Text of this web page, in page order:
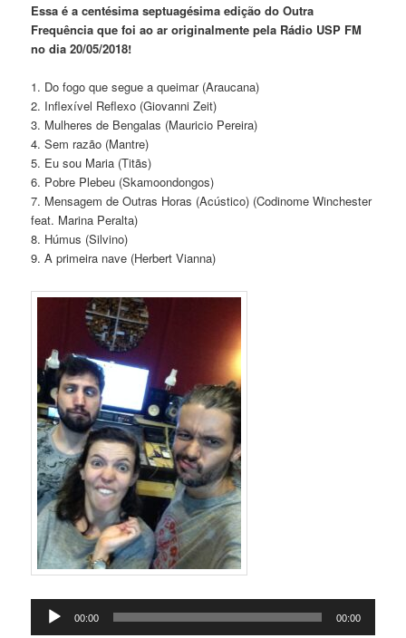
Essa é a centésima septuagésima edição do Outra
Frequência que foi ao ar originalmente pela Rádio USP FM
no dia 20/05/2018!
1. Do fogo que segue a queimar (Araucana)
2. Inflexível Reflexo (Giovanni Zeit)
3. Mulheres de Bengalas (Mauricio Pereira)
4. Sem razão (Mantre)
5. Eu sou Maria (Titãs)
6. Pobre Plebeu (Skamoondongos)
7. Mensagem de Outras Horas (Acústico) (Codinome Winchester
feat. Marina Peralta)
8. Húmus (Silvino)
9. A primeira nave (Herbert Vianna)
Tocador
00:00 00:00